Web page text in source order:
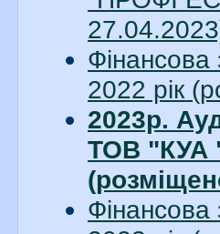
2022 рік
2023р.
ТОВ "КУА